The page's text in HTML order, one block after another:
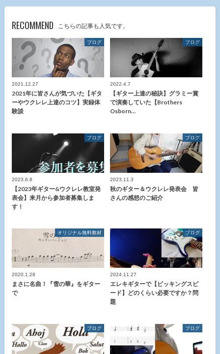
RECOMMEND こちらの記事も人気です。
ブログ
2021.12.27
2021年に皆さんが気づいた【ギタ
ーやウクレレ上達のコツ】実録体
験談
ブログ
2022.4.7
【ギター上達の秘訣】グラミー賞
で演奏していた【Brothers
Osborn…
ブログ
2023.6.8
【2023年ギター&ウクレレ教室発
表会】来月から参加者募集しま
す！
ブログ
2023.11.3
秋のギター＆ウクレレ発表会 皆
さんの感想のご紹介
オリジナル無料教材
2020.1.28
まさに名曲！『雪の華』をギター
で
ブログ
2024.11.27
エレキギターで【ピッキングスピ
ード】どのくらい必要ですか？問
題
ブログ ブログ